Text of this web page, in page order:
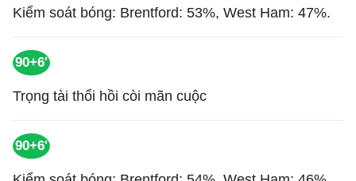
Kiểm soát bóng: Brentford: 53%, West Ham: 47%.
90+6'
Trọng tài thổi hồi còi mãn cuộc
90+6'